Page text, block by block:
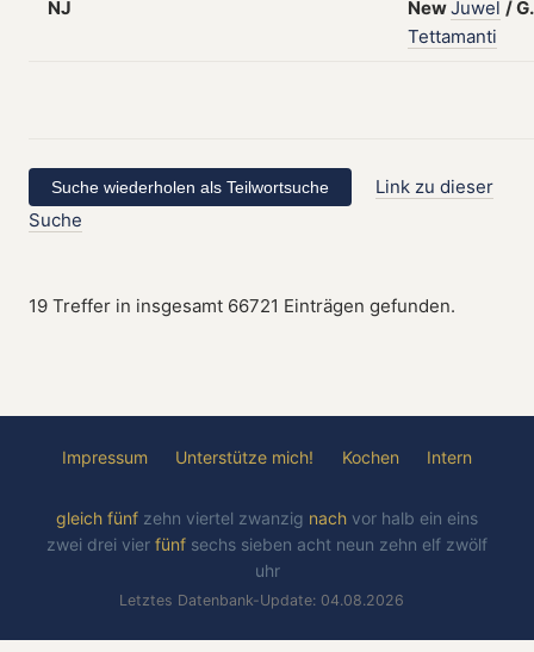
NJ NewJuwel /G.
Tettamanti
Link zu dieser
Suche
19 Treffer in insgesamt 66721 Einträgen gefunden.
Impressum Unterstütze mich! Kochen Intern
gleich fünf zehn viertel zwanzig nach vor halb ein eins
zwei drei vier fünf sechs sieben acht neun zehn elf zwölf
uhr
Letztes Datenbank-Update: 04.08.2026